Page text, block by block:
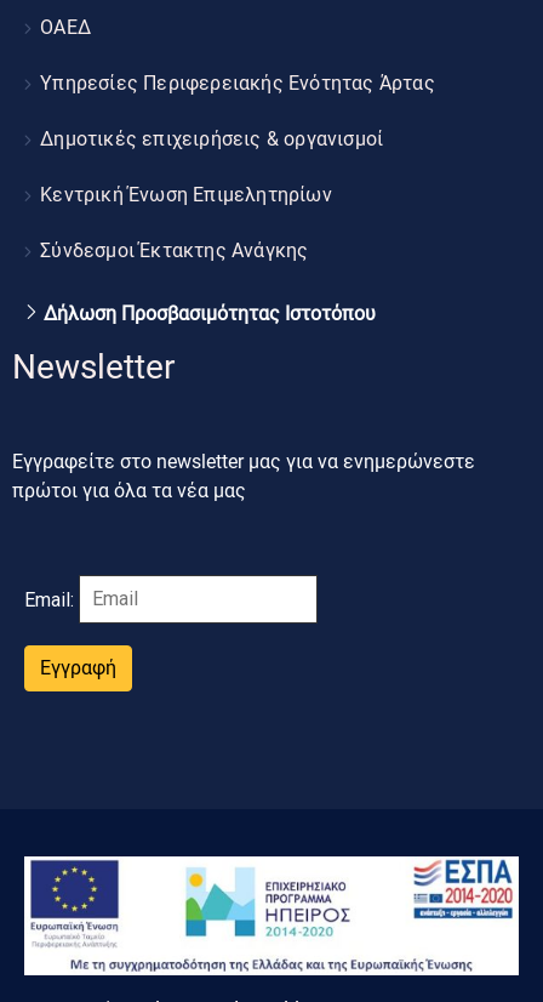
ΟΑΕΔ
Υπηρεσίες Περιφερειακής Ενότητας Άρτας
Δημοτικές επιχειρήσεις & οργανισμοί
Κεντρική Ένωση Επιμελητηρίων
Σύνδεσμοι Έκτακτης Ανάγκης
Δήλωση Προσβασιμότητας Ιστοτόπου
Newsletter
Εγγραφείτε στο newsletter μας για να ενημερώνεστε
πρώτοι για όλα τα νέα μας
Email:
Εγγραφή